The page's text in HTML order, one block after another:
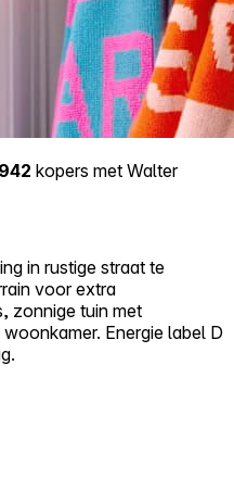
kopers met Walter
in rustige straat te
voor extra
zonnige tuin met
Energie label D